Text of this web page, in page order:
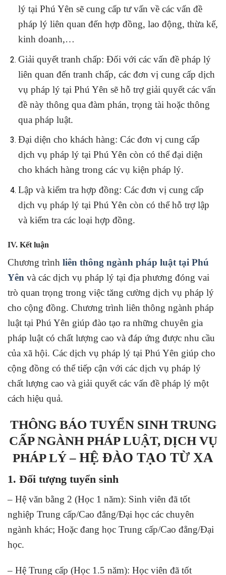
lý tại Phú Yên sẽ cung cấp tư vấn về các vấn đề
pháp lý liên quan đến hợp đồng, lao động, thừa kế,
kinh doanh,…
Giải quyết tranh chấp: Đối với các vấn đề pháp lý
liên quan đến tranh chấp, các đơn vị cung cấp dịch
vụ pháp lý tại Phú Yên sẽ hỗ trợ giải quyết các vấn
đề này thông qua đàm phán, trọng tài hoặc thông
qua pháp luật.
Đại diện cho khách hàng: Các đơn vị cung cấp
dịch vụ pháp lý tại Phú Yên còn có thể đại diện
cho khách hàng trong các vụ kiện pháp lý.
Lập và kiểm tra hợp đồng: Các đơn vị cung cấp
dịch vụ pháp lý tại Phú Yên còn có thể hỗ trợ lập
và kiểm tra các loại hợp đồng.
IV. Kết luận
Chương trình liên thông ngành pháp luật tại Phú
Yên và các dịch vụ pháp lý tại địa phương đóng vai
trò quan trọng trong việc tăng cường dịch vụ pháp lý
cho cộng đồng. Chương trình liên thông ngành pháp
luật tại Phú Yên giúp đào tạo ra những chuyên gia
pháp luật có chất lượng cao và đáp ứng được nhu cầu
của xã hội. Các dịch vụ pháp lý tại Phú Yên giúp cho
cộng đồng có thể tiếp cận với các dịch vụ pháp lý
chất lượng cao và giải quyết các vấn đề pháp lý một
cách hiệu quả.
THÔNG BÁO TUYỂN SINH TRUNG
CẤP NGÀNH PHÁP LUẬT, DỊCH VỤ
PHÁP LÝ – HỆ ĐÀO TẠO TỪ XA
1. Đối tượng tuyển sinh
– Hệ văn bằng 2 (Học 1 năm): Sinh viên đã tốt
nghiệp Trung cấp/Cao đẳng/Đại học các chuyên
ngành khác; Hoặc đang học Trung cấp/Cao đẳng/Đại
học.
– Hệ Trung cấp (Học 1.5 năm): Học viên đã tốt